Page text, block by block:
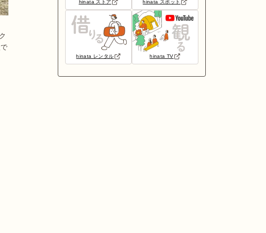
hinata ストア hinata スポット
hinata レンタル hinata TV